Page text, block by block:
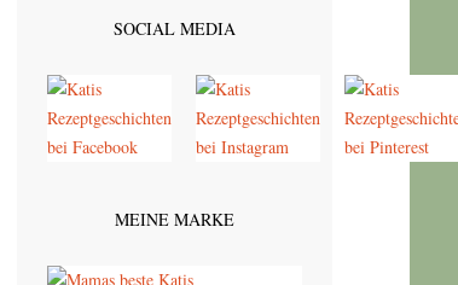
SOCIAL MEDIA
MEINE MARKE